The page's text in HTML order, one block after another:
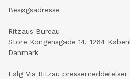
Besøgsadresse
Ritzaus Bureau
Store Kongensgade 14, 1264
Danmark
Følg Via Ritzau pressemeddelelser